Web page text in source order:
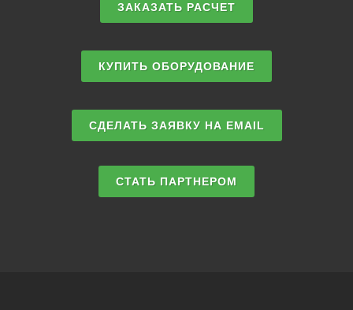
ЗАКАЗАТЬ РАСЧЕТ
КУПИТЬ ОБОРУДОВАНИЕ
СДЕЛАТЬ ЗАЯВКУ НА EMAIL
СТАТЬ ПАРТНЕРОМ